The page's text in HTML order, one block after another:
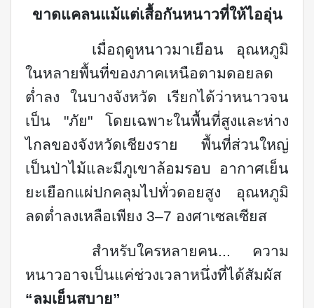
ขาดแคลนแม้แต่เสื้อกันหนาวที่ให้ไออุ่น
เมื่อฤดูหนาวมาเยือน อุณหภูมิ
ในหลายพื้นที่ของภาคเหนือตามดอยลด
ต่ำลง ในบางจังหวัด เรียกได้ว่าหนาวจน
เป็น "ภัย" โดยเฉพาะในพื้นที่สูงและห่าง
ไกลของจังหวัดเชียงราย พื้นที่ส่วนใหญ่
เป็นป่าไม้และมีภูเขาล้อมรอบ อากาศเย็น
ยะเยือกแผ่ปกคลุมไปทั่วดอยสูง อุณหภูมิ
ลดต่ำลงเหลือเพียง 3–7 องศาเซลเซียส
สำหรับใครหลายคน... ความ
หนาวอาจเป็นแค่ช่วงเวลาหนึ่งที่ได้สัมผัส
“ลมเย็นสบาย”